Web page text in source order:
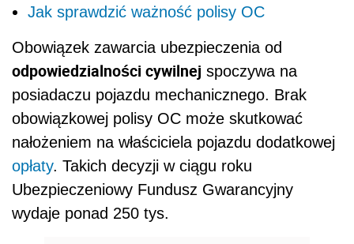
Jak sprawdzić ważność polisy OC
Obowiązek zawarcia ubezpieczenia od
odpowiedzialności cywilnej spoczywa na
posiadaczu pojazdu mechanicznego. Brak
obowiązkowej polisy OC może skutkować
nałożeniem na właściciela pojazdu dodatkowej
opłaty. Takich decyzji w ciągu roku
Ubezpieczeniowy Fundusz Gwarancyjny
wydaje ponad 250 tys.